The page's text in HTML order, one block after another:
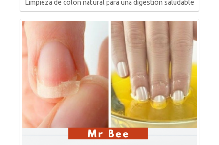
Limpieza de colon natural para una digestión saludable